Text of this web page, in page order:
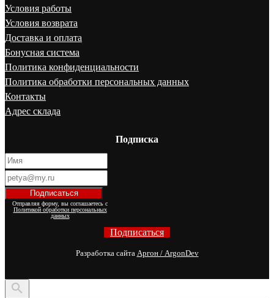
Условия работы
Условия возврата
Доставка и оплата
Бонусная система
Политика конфиденциальности
Политика обработки персональных данных
Контакты
Адрес склада
Подписка
Отправляя форму, вы соглашаетесь с
Политикой обработки персональных
данных
Подписаться
Разработка сайта Аргон / ArgonDev
